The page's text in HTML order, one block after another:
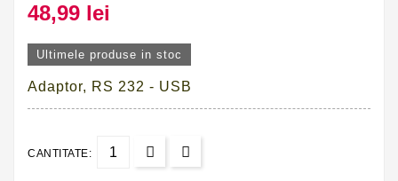
48,99 lei
Ultimele produse in stoc
Adaptor, RS 232 - USB
CANTITATE: